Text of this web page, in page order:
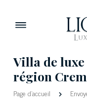
Villa de luxe
région
Page d'accueil